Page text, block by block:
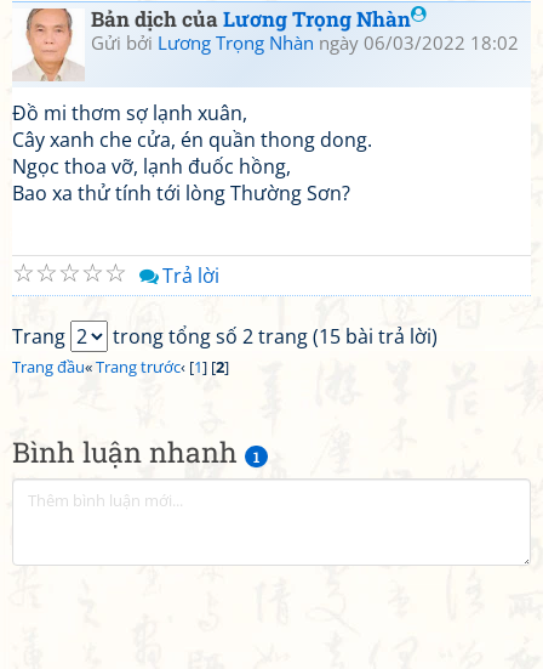
Bình luận nhanh 1
Bản dịch củaLương Trọng Nhàn
Gửi bởi Lương Trọng Nhàn ngày 06/03/2022 18:02
Đồ mi thơm sợ lạnh xuân,
Cây xanh che cửa, én quần thong dong.
Ngọc thoa vỡ, lạnh đuốc hồng,
Bao xa thử tính tới lòng Thường Sơn?
☆
☆
☆
☆
☆ Trả lời
Trang trong tổng số 2 trang (15 bài trả lời)
Trang đầu«Trang trước‹ [1] [2]